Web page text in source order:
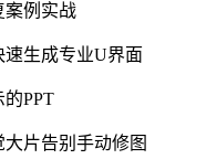
案例实战
速生成专业U界面
PPT
大片告别手动修图